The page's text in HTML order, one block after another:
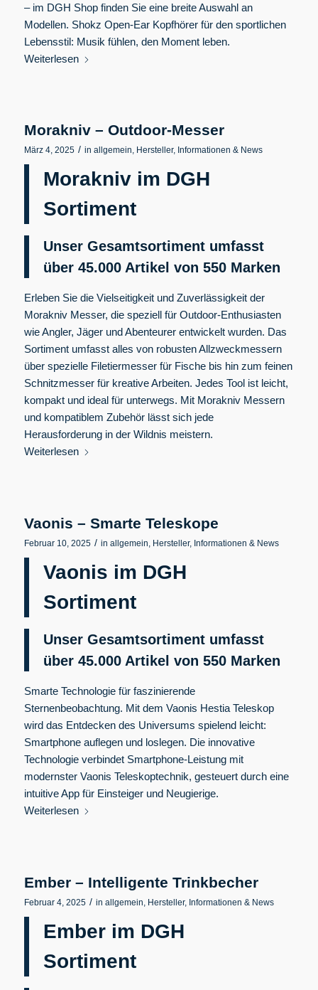
– im DGH Shop finden Sie eine breite Auswahl an
Modellen. Shokz Open-Ear Kopfhörer für den sportlichen
Lebensstil: Musik fühlen, den Moment leben.
Weiterlesen
Morakniv – Outdoor-Messer
März 4, 2025 / in allgemein, Hersteller, Informationen & News
Morakniv im DGH
Sortiment
Unser Gesamtsortiment umfasst
über 45.000 Artikel von 550 Marken
Erleben Sie die Vielseitigkeit und Zuverlässigkeit der
Morakniv Messer, die speziell für Outdoor-Enthusiasten
wie Angler, Jäger und Abenteurer entwickelt wurden. Das
Sortiment umfasst alles von robusten Allzweckmessern
über spezielle Filetiermesser für Fische bis hin zum feinen
Schnitzmesser für kreative Arbeiten. Jedes Tool ist leicht,
kompakt und ideal für unterwegs. Mit Morakniv Messern
und kompatiblem Zubehör lässt sich jede
Herausforderung in der Wildnis meistern.
Weiterlesen
Vaonis – Smarte Teleskope
Februar 10, 2025 / in allgemein, Hersteller, Informationen & News
Vaonis im DGH
Sortiment
Unser Gesamtsortiment umfasst
über 45.000 Artikel von 550 Marken
Smarte Technologie für faszinierende
Sternenbeobachtung. Mit dem Vaonis Hestia Teleskop
wird das Entdecken des Universums spielend leicht:
Smartphone auflegen und loslegen. Die innovative
Technologie verbindet Smartphone-Leistung mit
modernster Vaonis Teleskoptechnik, gesteuert durch eine
intuitive App für Einsteiger und Neugierige.
Weiterlesen
Ember – Intelligente Trinkbecher
Februar 4, 2025 / in allgemein Hersteller, Informationen & News
Ember im DGH
Sortiment